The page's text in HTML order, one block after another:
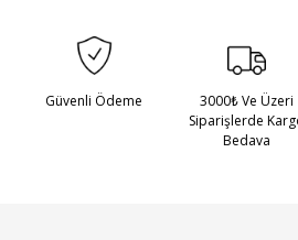
Güvenli Ödeme
3000₺ Ve Üzeri
Siparişlerde
Bedava